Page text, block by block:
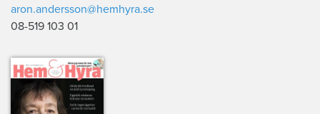
aron.andersson@hemhyra.se
08-519 103 01